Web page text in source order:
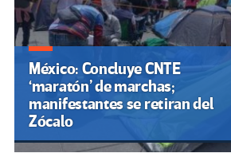
México: Concluye CNTE
‘maratón’ de marchas;
manifestantes se retiran del
Zócalo